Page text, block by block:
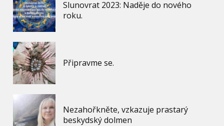
Slunovrat 2023: Naděje do nového
roku.
Připravme se.
Nezahořkněte, vzkazuje prastarý
beskydský dolmen